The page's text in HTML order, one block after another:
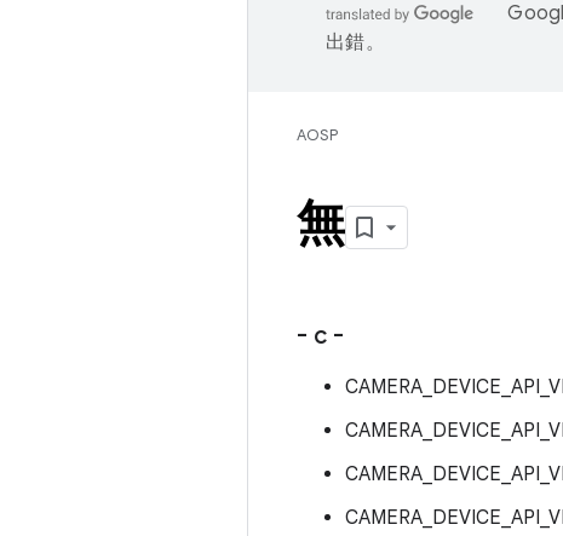
出錯。
AOSP
無
- c -